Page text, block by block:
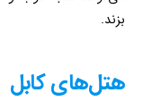
بزند.
هتل‌های کابل